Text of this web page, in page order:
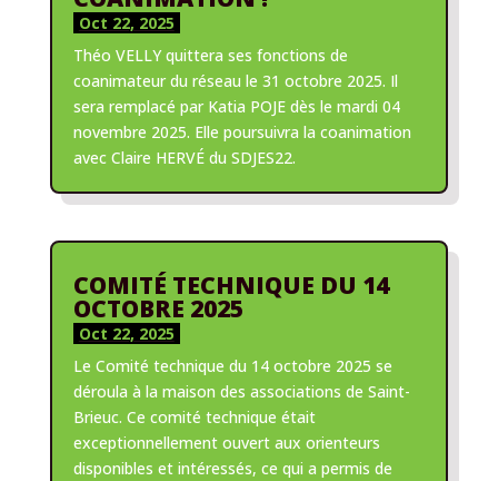
Oct 22, 2025
Théo VELLY quittera ses fonctions de
coanimateur du réseau le 31 octobre 2025. Il
sera remplacé par Katia POJE dès le mardi 04
novembre 2025. Elle poursuivra la coanimation
avec Claire HERVÉ du SDJES22.
COMITÉ TECHNIQUE DU 14
OCTOBRE 2025
Oct 22, 2025
Le Comité technique du 14 octobre 2025 se
déroula à la maison des associations de Saint-
Brieuc. Ce comité technique était
exceptionnellement ouvert aux orienteurs
disponibles et intéressés, ce qui a permis de